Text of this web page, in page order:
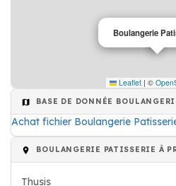
Boulangerie
Leaflet | ©
BASE DE DONNÉE
Achat fichier Boulangerie
BOULANGERIE PATISSERIE À
Thusis